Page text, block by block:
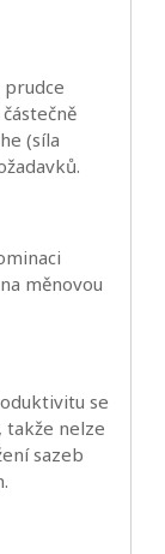
(síla
měnovou
se
takže nelze
sazeb